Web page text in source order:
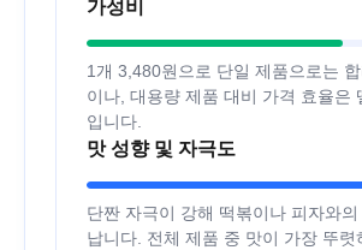
가성비
1개 3,480원으로 단일 제품으로는
이나, 대용량 제품 대비 가격 효율은
입니다.
맛 성향 및 자극도
단짠 자극이 강해 떡볶이나 피자와의
납니다. 전체 제품 중 맛이 가장 뚜렷